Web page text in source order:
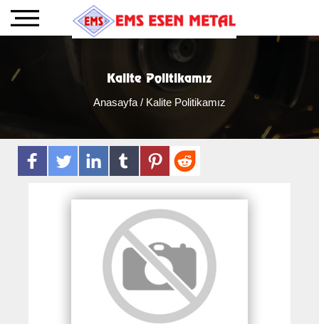
Kalite Politikamız
Anasayfa / Kalite Politikamız